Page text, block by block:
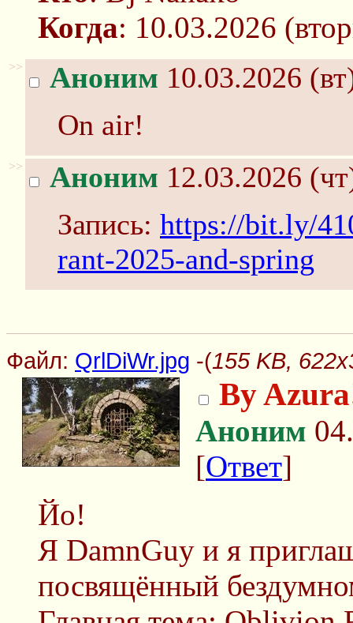
Когда: 10.03.2026
>> Аноним 10.03.2026
On air!
>> Аноним 12.03.2026
Запись: https://bit.ly/
rant-2025-and-spring
Файл: QrlDiWr.jpg -(155 KB,
By
Аноним
[Ответ]
Йо!
Я DamnGuy и я
посвящённый